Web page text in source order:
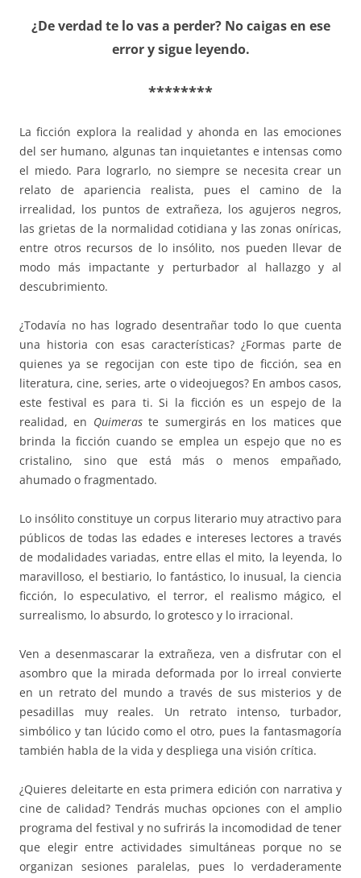
¿De verdad te lo vas a perder? No caigas en ese
error y sigue leyendo.
********
La ficción explora la realidad y ahonda en las emociones
del ser humano, algunas tan inquietantes e intensas como
el miedo. Para lograrlo, no siempre se necesita crear un
relato de apariencia realista, pues el camino de la
irrealidad, los puntos de extrañeza, los agujeros negros,
las grietas de la normalidad cotidiana y las zonas oníricas,
entre otros recursos de lo insólito, nos pueden llevar de
modo más impactante y perturbador al hallazgo y al
descubrimiento.
¿Todavía no has logrado desentrañar todo lo que cuenta
una historia con esas características? ¿Formas parte de
quienes ya se regocijan con este tipo de ficción, sea en
literatura, cine, series, arte o videojuegos? En ambos casos,
este festival es para ti. Si la ficción es un espejo de la
realidad, en Quimeraste sumergirás en los matices que
brinda la ficción cuando se emplea un espejo que no es
cristalino, sino que está más o menos empañado,
ahumado o fragmentado.
Lo insólito constituye un corpus literario muy atractivo para
públicos de todas las edades e intereses lectores a través
de modalidades variadas, entre ellas el mito, la leyenda, lo
maravilloso, el bestiario, lo fantástico, lo inusual, la ciencia
ficción, lo especulativo, el terror, el realismo mágico, el
surrealismo, lo absurdo, lo grotesco y lo irracional.
Ven a desenmascarar la extrañeza, ven a disfrutar con el
asombro que la mirada deformada por lo irreal convierte
en un retrato del mundo a través de sus misterios y de
pesadillas muy reales. Un retrato intenso, turbador,
simbólico y tan lúcido como el otro, pues la fantasmagoría
también habla de la vida y despliega una visión crítica.
¿Quieres deleitarte en esta primera edición con narrativa y
cine de calidad? Tendrás muchas opciones con el amplio
programa del festival y no sufrirás la incomodidad de tener
que elegir entre actividades simultáneas porque no se
organizan sesiones paralelas, pues lo verdaderamente